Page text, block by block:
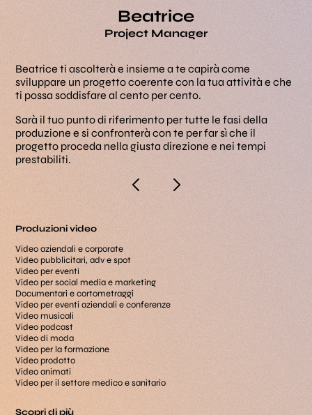
Beatrice
Project Manager
Beatrice ti ascolterà e insieme a te capirà come
sviluppare un progetto coerente con la tua attività e che
ti possa soddisfare al cento per cento.
Sarà il tuo punto di riferimento per tutte le fasi della
produzione e si confronterà con te per far sì che il
progetto proceda nella giusta direzione e nei tempi
prestabiliti.
Produzioni video
Video aziendali e corporate
Video pubblicitari, adv e spot
Video per eventi
Video per social media e marketing
Documentari e cortometraggi
Video per eventi aziendali e conferenze
Video musicali
Video podcast
Video di moda
Video per la formazione
Video prodotto
Video animati
Video per il settore medico e sanitario
Scopri di più